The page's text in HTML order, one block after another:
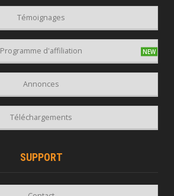
Témoignages
Programme d'affiliation
Annonces
Téléchargements
SUPPORT